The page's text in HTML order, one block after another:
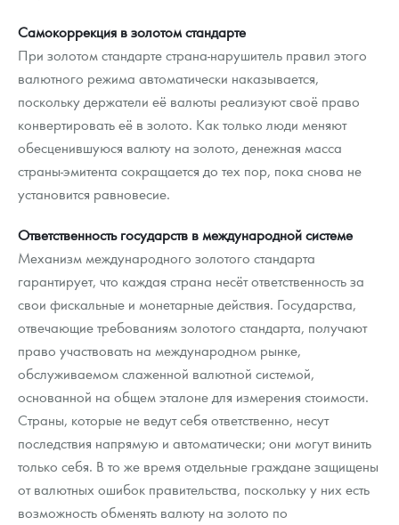
Наборы подарочных и коллекционных монет
Монеты и жетоны из недрагоценных металлов
Самокоррекция в золотом стандарте
При золотом стандарте страна-нарушитель правил этого
валютного режима автоматически наказывается,
поскольку держатели её валюты реализуют своё право
конвертировать её в золото. Как только люди меняют
обесценившуюся валюту на золото, денежная масса
страны-эмитента сокращается до тех пор, пока снова не
установится равновесие.
Ответственность государств в международной системе
Механизм международного золотого стандарта
гарантирует, что каждая страна несёт ответственность за
свои фискальные и монетарные действия. Государства,
отвечающие требованиям золотого стандарта, получают
право участвовать на международном рынке,
обслуживаемом слаженной валютной системой,
основанной на общем эталоне для измерения стоимости.
Страны, которые не ведут себя ответственно, несут
последствия напрямую и автоматически; они могут винить
только себя. В то же время отдельные граждане защищены
от валютных ошибок правительства, поскольку у них есть
возможность обменять валюту на золото по